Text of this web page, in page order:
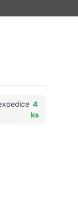
4
ks